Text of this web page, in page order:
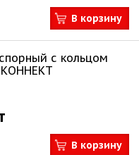
В корзину
с кольцом
В корзину